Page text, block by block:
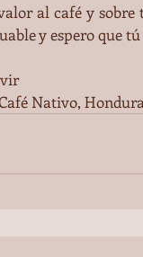
al café y
y espero que
Nativo,